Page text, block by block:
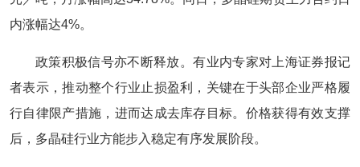
内涨幅达4%。
政策积极信号亦不断释放。有业内专家对上海证券报记
者表示，推动整个行业止损盈利，关键在于头部企业严格履
行自律限产措施，进而达成去库存目标。价格获得有效支撑
后，多晶硅行业方能步入稳定有序发展阶段。